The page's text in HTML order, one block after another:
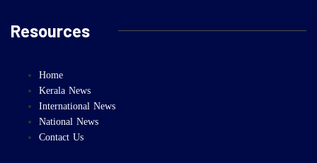
Resources
Home
Kerala News
International News
National News
Contact Us